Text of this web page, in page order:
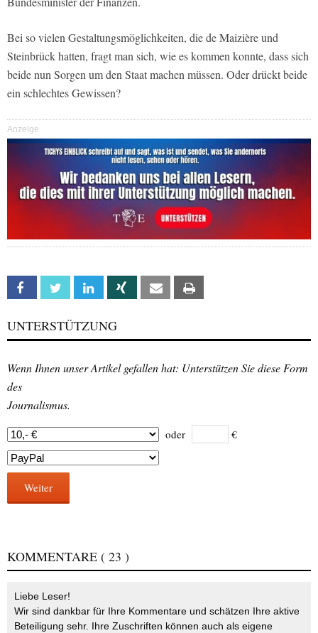
Bei so vielen Gestaltungsmöglichkeiten, die de Maizière und
Steinbrück hatten, fragt man sich, wie es kommen konnte, dass sich
beide nun Sorgen um den Staat machen müssen. Oder drückt beide
ein schlechtes Gewissen?
Anzeige
Facebook Twitter Linkedin Xing Email
UNTERSTÜTZUNG
Wenn Ihnen unser Artikel gefallen hat: Unterstützen Sie diese Form
des
Journalismus.
oder €
Weiter
KOMMENTARE ( 23 )
Liebe Leser!
Wir sind dankbar für Ihre Kommentare und schätzen Ihre aktive
Beteiligung sehr. Ihre Zuschriften können auch als eigene